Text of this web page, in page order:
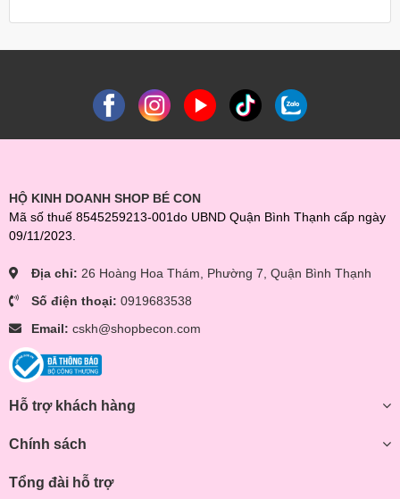
https://www.facebook.com/dososinh.shopbecon/
HỘ KINH DOANH SHOP BÉ CON
Mã số thuế 8545259213-001do UBND Quận Bình Thạnh cấp ngày
09/11/2023.
Địa chỉ: 26 Hoàng Hoa Thám, Phường 7, Quận Bình Thạnh
Số điện thoại: 0919683538
Email: cskh@shopbecon.com
Hỗ trợ khách hàng
Chính sách
Tổng đài hỗ trợ